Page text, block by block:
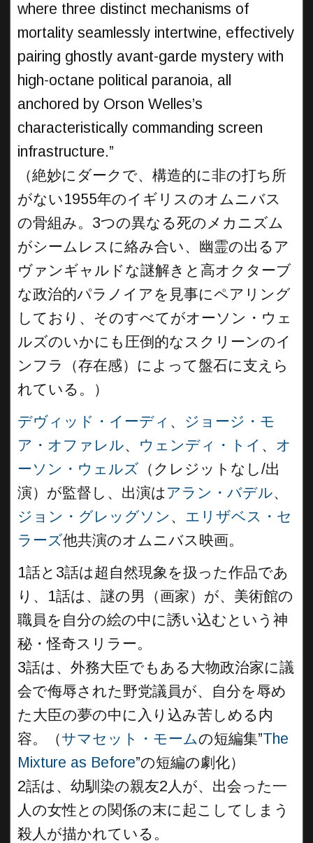
where three distinct mechanisms of
mortality seamlessly intertwine, effectively
pairing ghostly avant-garde mystery with
high-octane political paranoia, all
anchored by Orson Welles’s
characteristically commanding screen
infrastructure.”
（絶妙にダークで、構造的に非の打ち所
がない1955年のイギリスのオムニバス
の骨組み。3つの異なる死のメカニズム
がシームレスに絡み合い、幽霊の出るア
ヴァンギャルドな謎解きと高オクターブ
な政治的パラノイアを見事にペアリング
しており、そのすべてがオーソン・ウェ
ルズのいかにも圧倒的なスクリーンのイ
ンフラ（存在感）によって盤石に支えら
れている。）
デヴィッド・イーディ 、 ジョージ・モ
ア・オファレル、 ウェンディ・トイ 、 オ
ーソン・ウェルズ （クレジットなし/出
演）が監督し、出演はアラン・バデル、
ジョン・グレッグソン 、 エリザベス・セ
ラーズ他共演のオムニバス映画。
1話と3話は超自然現象を扱った作品であ
り、1話は、謎の男（画家）が、美術館の
職員を自分の絵の中に誘い込むという神
秘・怪奇スリラー。
3話は、外務大臣でもある大物政治家に議
会で侮辱された野党議員が、自分を辱め
た大臣の夢の中に入り込み苦しめる内
容。（サマセット・モームの短編集”The
Mixture as Before”の短編の劇化）
2話は、幼馴染の親友2人が、出会った一
人の女性との関係の末に起こしてしまう
殺人が描かれている。